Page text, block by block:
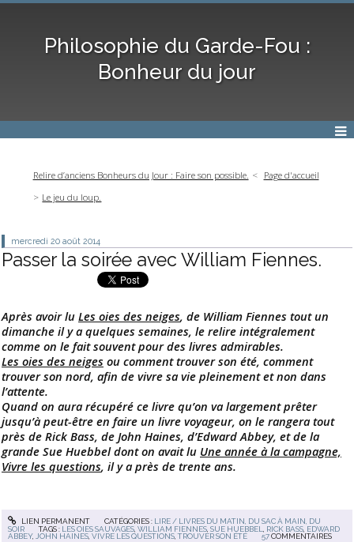
Philosophie du Garde-Fou :
Bonheur du jour
Relire d’anciens Bonheurs du Jour : Faire son possible.
Page d'accueil
Le jeu du loup.
mercredi 20 août 2014
Passer la soirée avec William Fiennes.
Après avoir lu Les oies des neiges, de William Fiennes tout un
dimanche il y a quelques semaines, le relire intégralement
comme on le fait souvent pour des livres admirables.
Les oies des neiges ou comment trouver son été, comment
trouver son nord, afin de vivre sa vie pleinement et non dans
l’attente.
Quand on aura récupéré ce livre qu’on va largement prêter
jusqu’à peut-être en faire un livre voyageur, on le rangera tout
près de Rick Bass, de John Haines, d’Edward Abbey, et de la
grande Sue Huebbel dont on avait lu Une année à la campagne,
Vivre les questions, il y a près de trente ans.
LIEN PERMANENT CATÉGORIES : LIRE / LIVRES DU MATIN, DU SAC À MAIN, DU
SOIR
TAGS : LES OIES SAUVAGES ,WILLIAM FIENNES ,SUE HUEBBEL RICK BASS EDWARD
ABBEY, JOHN HAINES ,VIVRE LES QUESTIONS ,TROUVER SON ÉTÉ 57 COMMENTAIRES